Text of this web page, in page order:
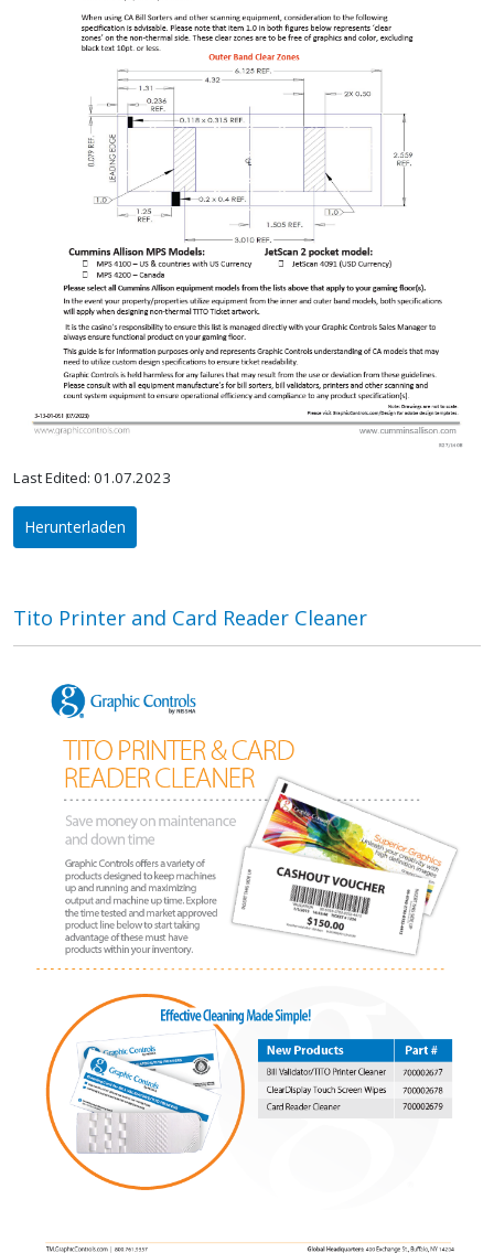
Last Edited: 01.07.2023
Herunterladen
Tito Printer and Card Reader Cleaner